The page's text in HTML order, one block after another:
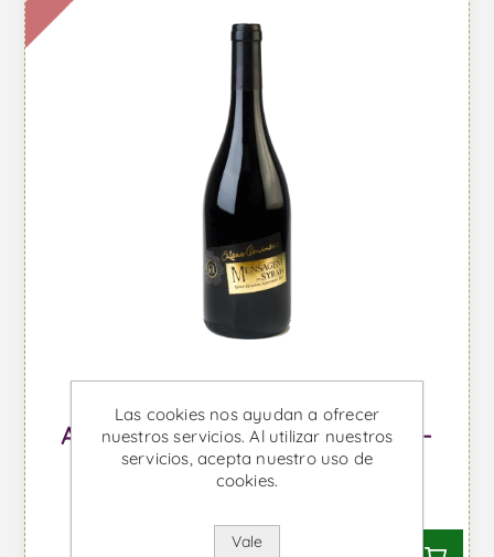
Altas Quintas Mensagem Syrah -
Vino Tinto
Las cookies nos ayudan a ofrecer
nuestros servicios. Al utilizar nuestros
servicios, acepta nuestro uso de
cookies.
Vale